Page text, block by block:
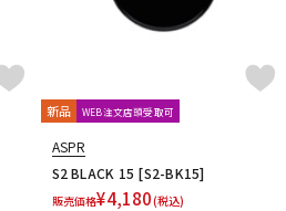
新品 WEB注文店頭受取可
ASPR
S2 BLACK 15 [S2-BK15]
販売価格¥4,180(税込)